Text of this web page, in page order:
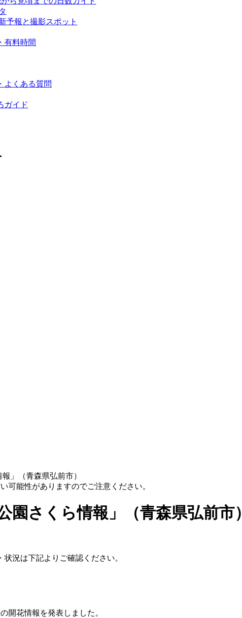
予報と撮影スポット
有料時間
よくある質問
ガイド
」（青森県弘前市）
可能性がありますのでご注意ください。
園さくら情報」（青森県弘前市）
状況は下記よりご確認ください。
開花情報を発表しました。